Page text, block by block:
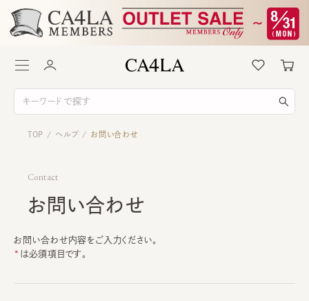
TOP / ヘルプ / お問い合わせ
Contact
お問い合わせ
お問い合わせ内容をご入力ください。
は必須項目です。